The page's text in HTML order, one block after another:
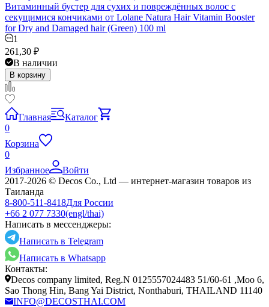
Витаминный бустер для сухих и повреждённых волос с
секущимися кончиками от Lolane Natura Hair Vitamin Booster
for Dry and Damaged hair (Green) 100 ml
1
261,30 ₽
В наличии
В корзину
Главная
Каталог
0
Корзина
0
Избранное
Войти
2017-2026 © Decos Co., Ltd — интернет-магазин товаров из
Таиланда
8-800-511-8418Для России
+66 2 077 7330(engl/thai)
Написать в мессенджеры:
Написать в Telegram
Написать в Whatsapp
Контакты:
Decos company limited, Reg.N 0125557024483 51/60-61 ,Moo 6,
Sao Thong Hin, Bang Yai District, Nonthaburi, THAILAND 11140
INFO@DECOSTHAI.COM